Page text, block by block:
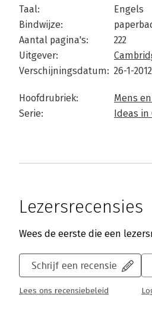
Taal:
Engels
Bindwijze:
Aantal pagina's:
222
Uitgever:
Verschijningsdatum: 26-1-2012
Hoofdrubriek:
Mens
Serie:
Ideas in
Lezersrecensies
Wees de eerste die een
Schrijf een recensie
Lees ons recensiebeleid